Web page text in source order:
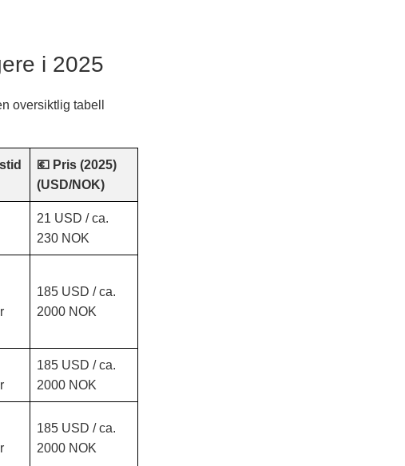
i 2025
oversiktlig tabell
💶 Pris (2025)
(USD/NOK)
21 USD / ca.
230 NOK
185 USD / ca.
2000 NOK
185 USD / ca.
2000 NOK
185 USD / ca.
2000 NOK